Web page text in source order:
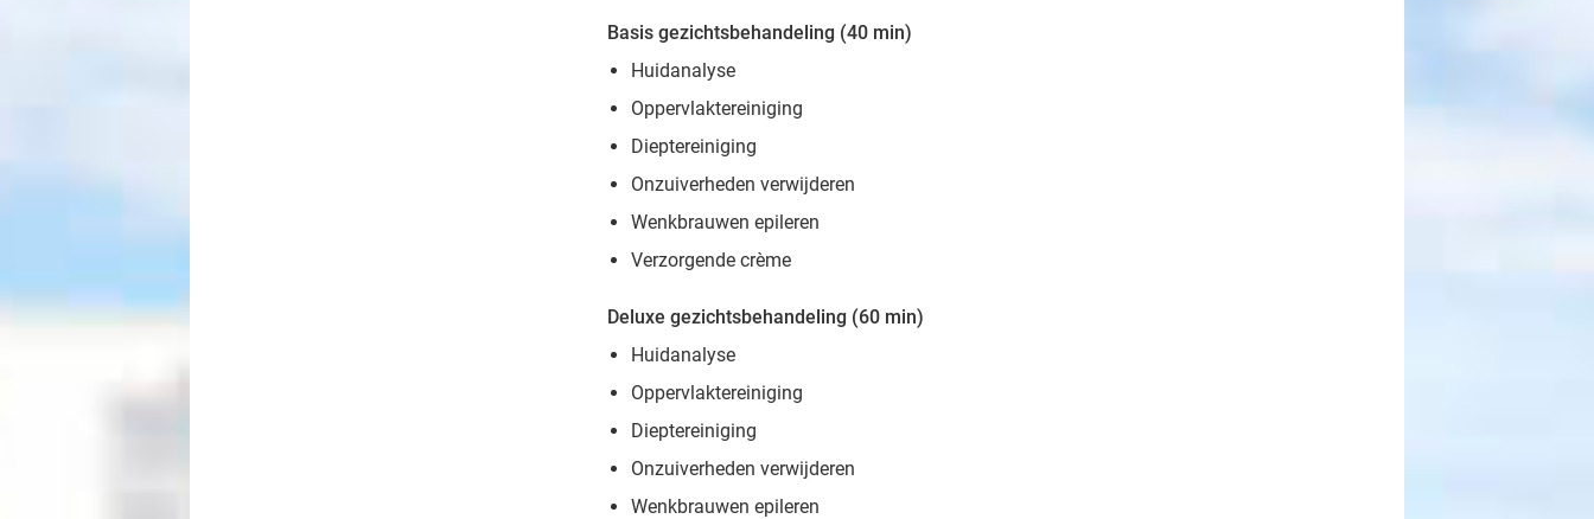
Basis gezichtsbehandeling (40 min)
Huidanalyse
Oppervlaktereiniging
Dieptereiniging
Onzuiverheden verwijderen
Wenkbrauwen epileren
Verzorgende crème
Deluxe gezichtsbehandeling (60 min)
Huidanalyse
Oppervlaktereiniging
Dieptereiniging
Onzuiverheden verwijderen
Wenkbrauwen epileren